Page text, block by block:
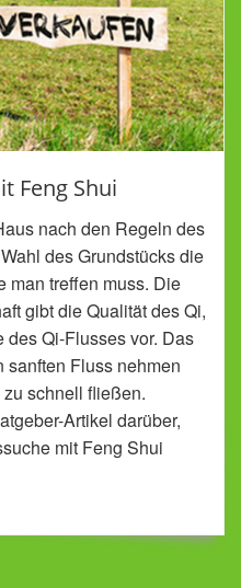
Feng Shui
nach den Regeln des
des Grundstücks die
man treffen muss. Die
gibt die Qualität des Qi,
Qi-Flusses vor. Das
Fluss nehmen
schnell fließen.
Artikel darüber,
mit Feng Shui